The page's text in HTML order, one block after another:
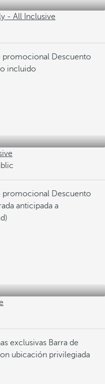
- All Inclusive
promocional Descuento
incluido
promocional Descuento
anticipada a
exclusivas Barra de
ubicación privilegiada